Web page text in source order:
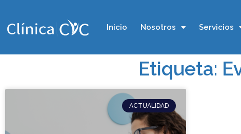
Inicio Nosotros Servicios
Etiqueta:
ACTUALIDAD